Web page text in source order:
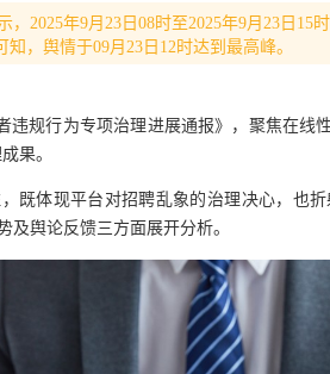
2025年9月23日08时至2025年9月23日15
，舆情于09月23日12时达到最高峰。
违规行为专项治理进展通报》，聚焦在线
果。
既体现平台对招聘乱象的治理决心，也
及舆论反馈三方面展开分析。